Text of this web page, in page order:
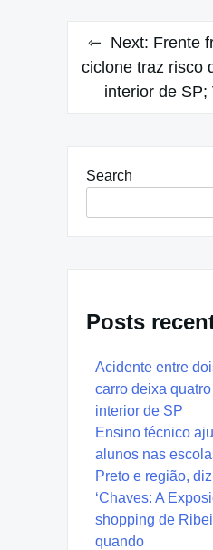
Next: Frente
ciclone traz risco
interior de SP;
Search
Posts
Acidente entre
carro deixa
interior de SP
Ensino técnico
alunos nas
Preto e região,
‘Chaves: A
shopping de
quando